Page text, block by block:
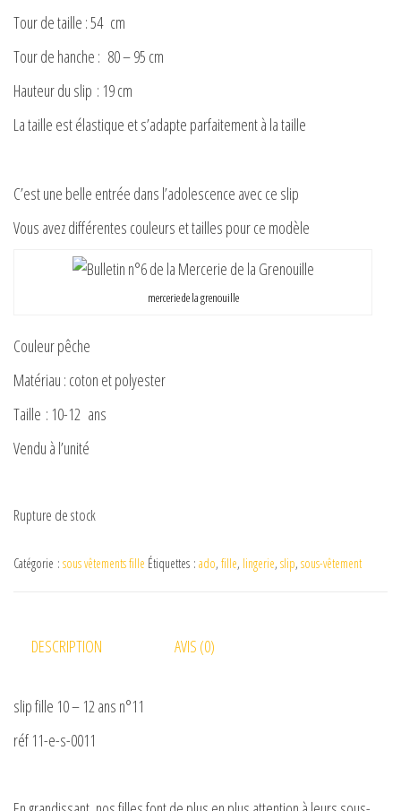
Tour de taille : 54 cm
Tour de hanche : 80 – 95 cm
Hauteur du slip : 19 cm
La taille est élastique et s’adapte parfaitement à la taille
C’est une belle entrée dans l’adolescence avec ce slip
Vous avez différentes couleurs et tailles pour ce modèle
mercerie de la grenouille
Couleur pêche
Matériau : coton et polyester
Taille : 10-12 ans
Vendu à l’unité
Rupture de stock
Catégorie : sous vêtements fille Étiquettes : ado, fille, lingerie, slip, sous-vêtement
DESCRIPTION AVIS (0)
slip fille 10 – 12 ans n°11
réf 11-e-s-0011